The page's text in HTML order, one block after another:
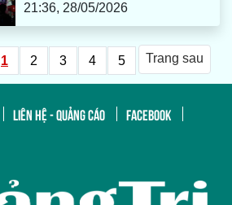
21:36, 28/05/2026
1 2 3 4 5 Trang sau
LIÊN HỆ - QUẢNG CÁO
FACEBOOK